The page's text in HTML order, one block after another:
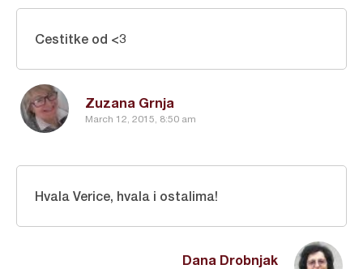
Zuzana Grnja
March 12, 2015, 8:50 am
Cestitke od <3
Dana Drobnjak
Hvala Verice, hvala i ostalima!